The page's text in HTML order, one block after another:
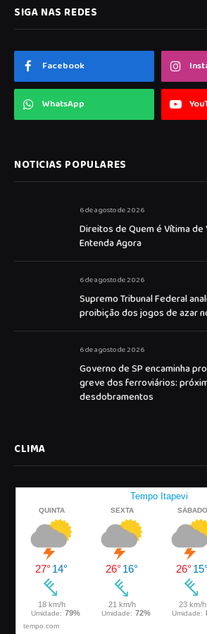
SIGA NAS REDES
Facebook
WhatsApp
NOTICIAS POPULARES
6 de agosto de 2026
Direitos de Quem é Vítima de
Entenda Agora
6 de agosto de 2026
Supremo Tribunal Federal
proibição dos jogos de azar
6 de agosto de 2026
Governo de SP encaminha
greve dos ferroviários:
desdobramentos
CLIMA